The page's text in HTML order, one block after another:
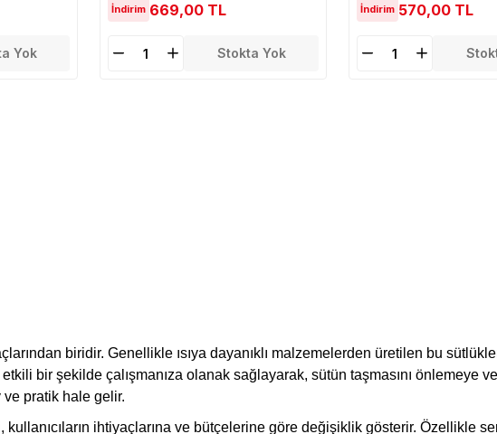
Yok
İndirim 669,00 TL
Stokta Yok
İndirim 570,00 TL
biridir. Genellikle ısıya dayanıklı malzemelerden üretilen bu
bir şekilde çalışmanıza olanak sağlayarak, sütün taşmasını önlemeye
ve pratik hale gelir.
ihtiyaçlarına ve bütçelerine göre değişiklik gösterir. Özellikle